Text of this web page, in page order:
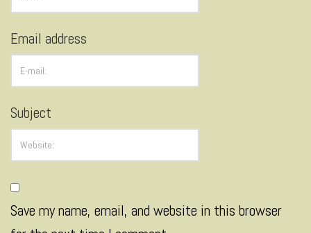
Email address
Subject
Save my name, email, and website in this browser